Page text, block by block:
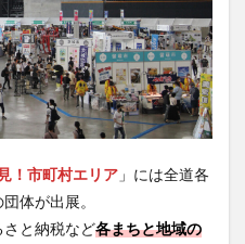
！市町村エリア 」には全道各
体が出展。
と納税など各まちと地域の